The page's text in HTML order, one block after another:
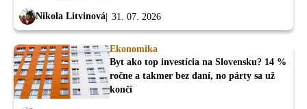
Nikola Litvinová 31. 07. 2026
Ekonomika
Byt ako top investícia na Slovensku? 14 %
ročne a takmer bez daní, no párty sa už
končí